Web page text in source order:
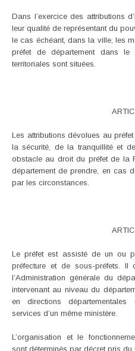
Dans l’exercice des attributions
leur qualité de représentant du
le cas échéant, dans la ville, les
préfet de département dans le
territoriales sont situées.
Les attributions dévolues au
la sécurité, de la tranquillité et
obstacle au droit du préfet de la
département de prendre, en cas
par les circonstances.
Le préfet est assisté de un ou
préfecture et de sous-préfets.
l’Administration générale du
intervenant au niveau du
en directions départementales
services d’un même ministère.
L’organisation et le
sont déterminés par décret pris du